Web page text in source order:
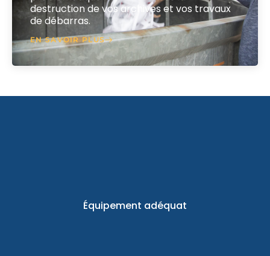
destruction de vos archives et vos travaux
de débarras.
EN SAVOIR PLUS
Équipement adéquat